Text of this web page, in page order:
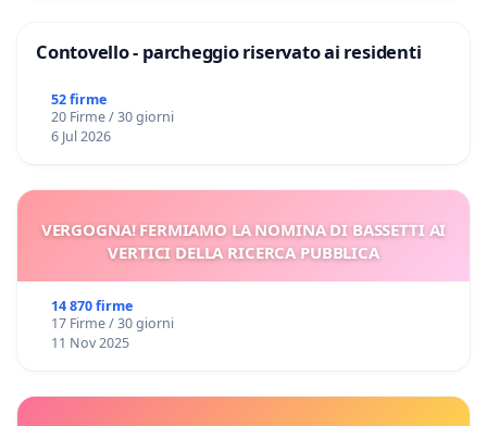
Contovello - parcheggio riservato ai residenti
52 firme
20 Firme / 30 giorni
6 Jul 2026
VERGOGNA! FERMIAMO LA NOMINA DI BASSETTI AI
VERTICI DELLA RICERCA PUBBLICA
14 870 firme
17 Firme / 30 giorni
11 Nov 2025